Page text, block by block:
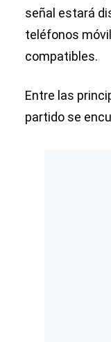
señal estará
teléfonos
compatibles.
Entre las
partido se